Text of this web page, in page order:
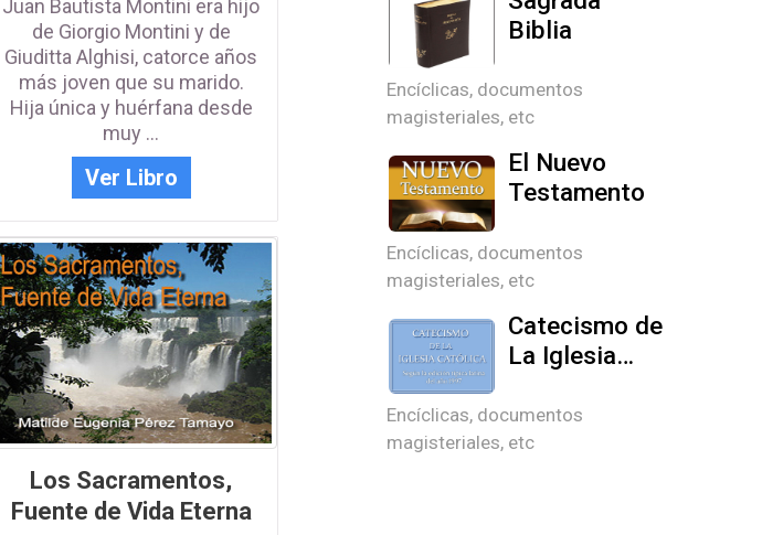
Juan Bautista Montini era hijo
de Giorgio Montini y de
Giuditta Alghisi, catorce años
más joven que su marido.
Hija única y huérfana desde
muy ...
Ver Libro
Los Sacramentos,
Fuente de Vida Eterna
Biblia
Encíclicas, documentos
magisteriales, etc
El Nuevo
Testamento
Encíclicas, documentos
magisteriales, etc
Catecismo de
La Iglesia
Encíclicas, documentos
magisteriales, etc
Adquiere una suscripción